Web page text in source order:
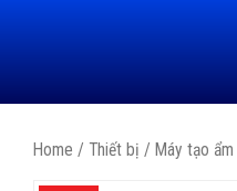
Home / Thiết bị / Máy tạo ẩm